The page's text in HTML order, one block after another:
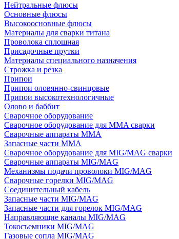
Нейтральные флюсы
Основные флюсы
Высокоосновные флюсы
Материалы для сварки титана
Проволока сплошная
Присадочные прутки
Материалы специального назначения
Строжка и резка
Припои
Припои оловянно-свинцовые
Припои высокотехнологичные
Олово и баббит
Сварочное оборудование
Сварочное оборудование для MMA сварки
Сварочные аппараты MMA
Запасные части MMA
Сварочное оборудование для MIG/MAG сварки
Сварочные аппараты MIG/MAG
Механизмы подачи проволоки MIG/MAG
Сварочные горелки MIG/MAG
Соединительный кабель
Запасные части MIG/MAG
Запасные части для горелок MIG/MAG
Направляющие каналы MIG/MAG
Токосъемники MIG/MAG
Газовые сопла MIG/MAG